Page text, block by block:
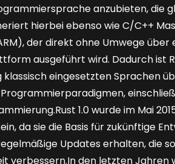
anzubieten, die
hierbei ebenso wie C/C++
der direkt ohne Umwege über
ausgeführt wird. Dadurch ist
eingesetzten Sprachen
1.0 wurde im Mai
da sie die Basis für zukünftige
Updates erhalten, die
verbessern.In den letzten Jahren